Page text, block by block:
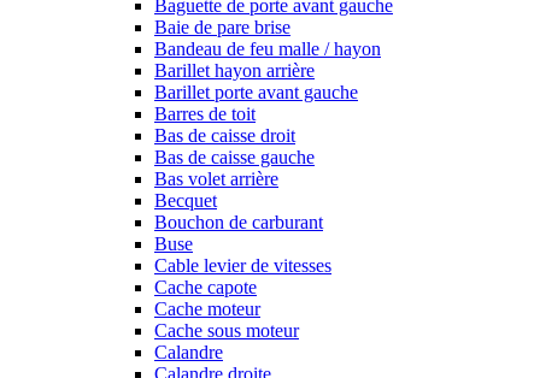
Baguette de porte avant gauche
Baie de pare brise
Bandeau de feu malle / hayon
Barillet hayon arrière
Barillet porte avant gauche
Barres de toit
Bas de caisse droit
Bas de caisse gauche
Bas volet arrière
Becquet
Bouchon de carburant
Buse
Cable levier de vitesses
Cache capote
Cache moteur
Cache sous moteur
Calandre
Calandre droite